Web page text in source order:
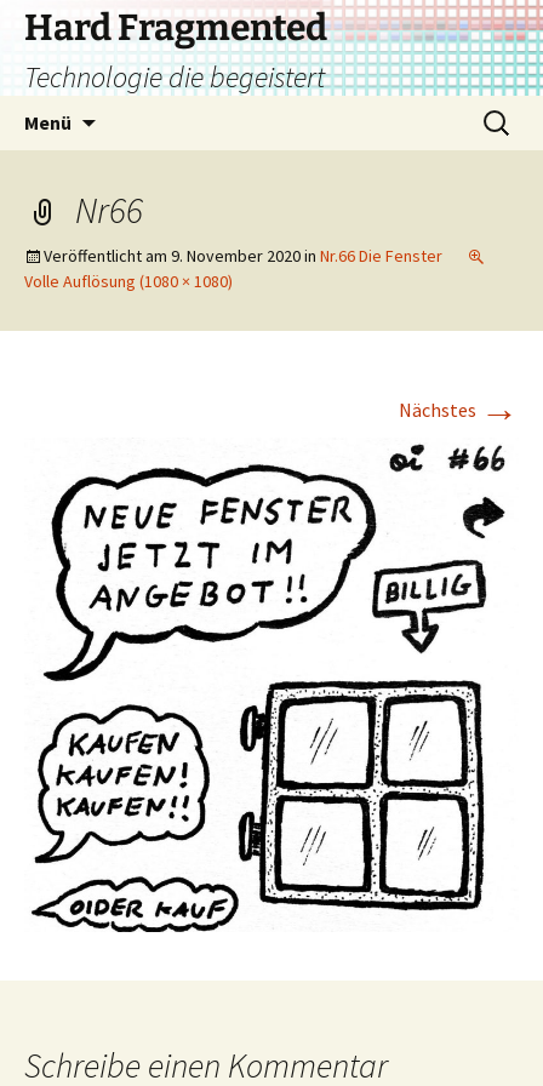
Zum
Inhalt
springen
Hard Fragmented
Technologie die begeistert
Menü
Suchen
nach:
Nr66
Veröffentlicht am 9. November 2020in Nr.66 Die Fenster
Volle Auflösung (1080 × 1080)
Nächstes →
Schreibe einen Kommentar